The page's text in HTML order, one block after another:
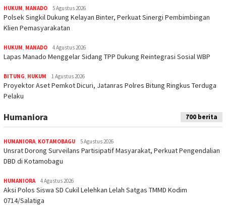
HUKUM MANADO 5 Agustus 2026
Polsek Singkil Dukung Kelayan Binter, Perkuat Sinergi Pembimbingan
Klien Pemasyarakatan
HUKUM MANADO 4 Agustus 2026
Lapas Manado Menggelar Sidang TPP Dukung Reintegrasi Sosial WBP
BITUNG HUKUM 1 Agustus 2026
Proyektor Aset Pemkot Dicuri, Jatanras Polres Bitung Ringkus Terduga
Pelaku
Humaniora 700 berita
HUMANIORA, KOTAMOBAGU 5 Agustus 2026
Unsrat Dorong Surveilans Partisipatif Masyarakat, Perkuat Pengendalian
DBD di Kotamobagu
HUMANIORA 4 Agustus 2026
Aksi Polos Siswa SD Cukil Lelehkan Lelah Satgas TMMD Kodim
0714/Salatiga